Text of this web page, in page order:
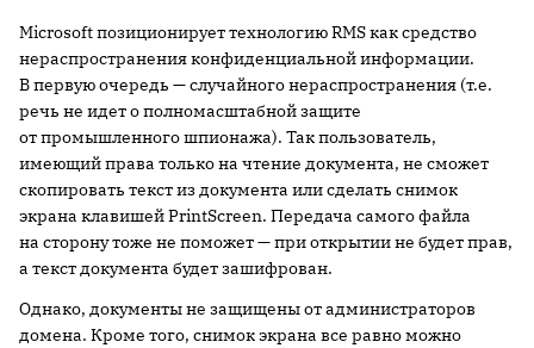
Microsoft позиционирует технологию RMS как средство
нераспространения конфиденциальной информации.
В первую очередь — случайного нераспространения (т.е.
речь не идет о полномасштабной защите
от промышленного шпионажа). Так пользователь,
имеющий права только на чтение документа, не сможет
скопировать текст из документа или сделать снимок
экрана клавишей PrintScreen. Передача самого файла
на сторону тоже не поможет — при открытии не будет прав,
а текст документа будет зашифрован.
Однако, документы не защищены от администраторов
домена. Кроме того, снимок экрана все равно можно